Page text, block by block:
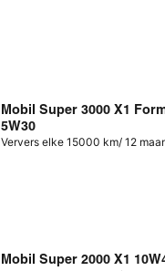
Mobil Super 3000 X1
5W30
Ververs elke 15000 km/ 12
Mobil Super 2000 X1